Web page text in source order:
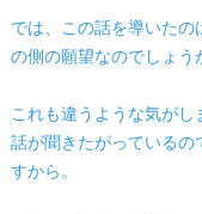
では、この話を導いた
の側の願望なのでしょう
これも違うような気が
話が聞きたがっている
すから。